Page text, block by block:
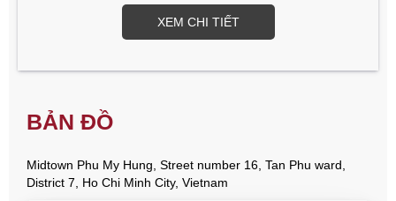
XEM CHI TIẾT
BẢN ĐỒ
Midtown Phu My Hung, Street number 16, Tan Phu ward,
District 7, Ho Chi Minh City, Vietnam